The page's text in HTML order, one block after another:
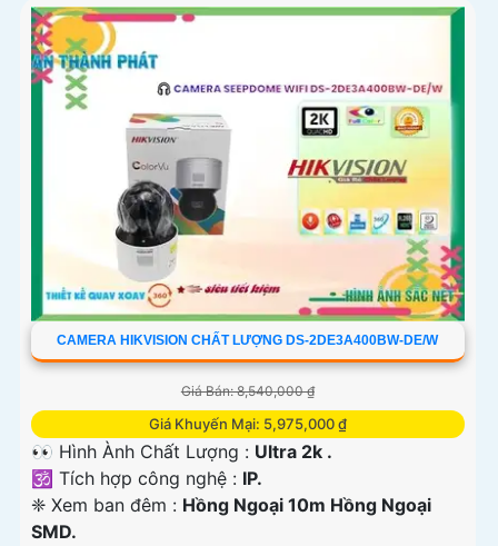
CAMERA HIKVISION CHẤT LƯỢNG DS-2DE3A400BW-DE/W
Giá Bán: 8,540,000 ₫
Giá Khuyến Mại: 5,975,000 ₫
👀 Hình Ành Chất Lượng : Ultra 2k .
🕉️ Tích hợp công nghệ : IP.
❈ Xem ban đêm : Hồng Ngoại 10m Hồng Ngoại
SMD.